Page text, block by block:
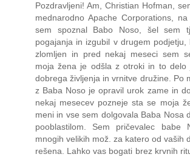
Pozdravljeni! Am, Christian Hofman,
mednarodno Apache Corporations,
sem spoznal Babo Noso, šel sem
pogajanja in izgubil v drugem
zlomljen in pred nekaj meseci sem
moja žena je odšla z otroki in to
dobrega življenja in vrnitve družine. Po
z Baba Noso je opravil urok zame in
nekaj mesecev pozneje sta se moja
meni in vse sem dolgovala Baba Nosa
pooblastilom. Sem pričevalec babe
mnogih velikih mož. za katero od vaših
rešena. Lahko vas bogati brez krvnih